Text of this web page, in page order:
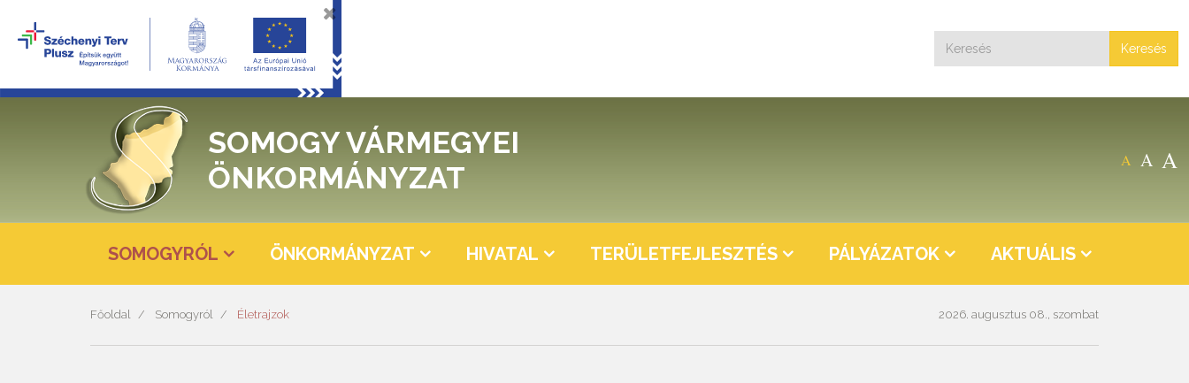
Keresés
A A A
SOMOGY VÁRMEGYEI
ÖNKORMÁNYZAT
SOMOGYRÓL ÖNKORMÁNYZAT HIVATAL TERÜLETFEJLESZTÉS PÁLYÁZATOK AKTUÁLIS
Főoldal Somogyról Életrajzok 2026. augusztus 08., szombat